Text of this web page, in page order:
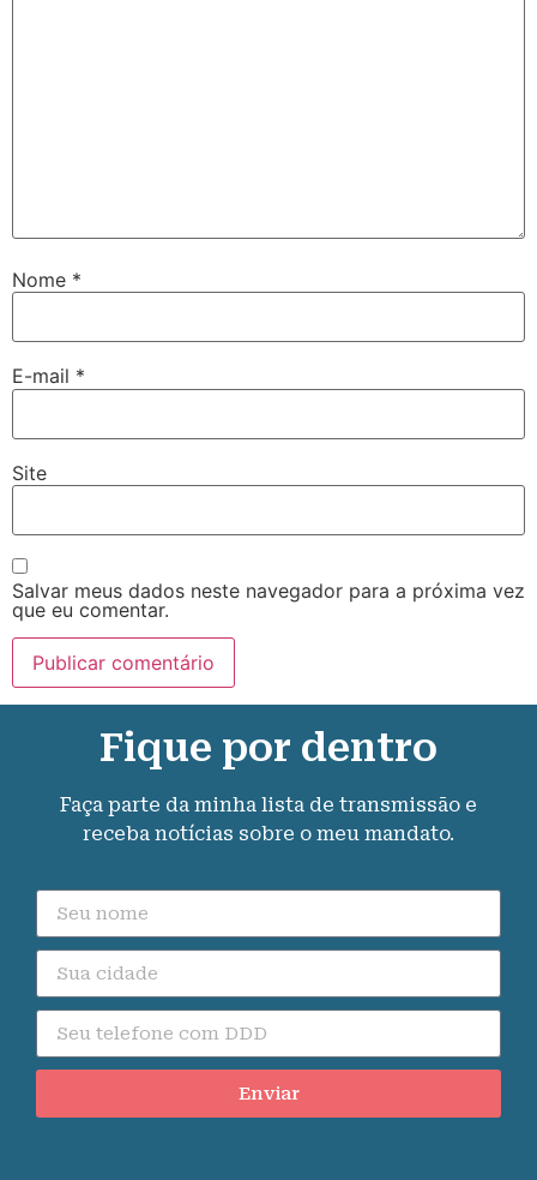
Nome *
E-mail *
Site
Salvar meus dados neste navegador para a próxima vez
que eu comentar.
Fique por dentro
Faça parte da minha lista de transmissão e
receba notícias sobre o meu mandato.
Enviar